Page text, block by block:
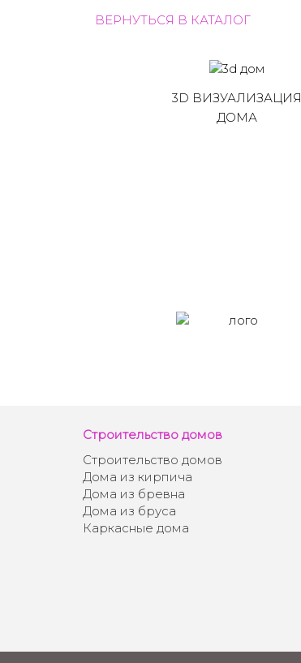
ВЕРНУТЬСЯ В КАТАЛОГ
3D ВИЗУАЛИЗАЦИЯ
ДОМА
Строительство домов
Строительство домов
Дома из кирпича
Дома из бревна
Дома из бруса
Каркасные дома